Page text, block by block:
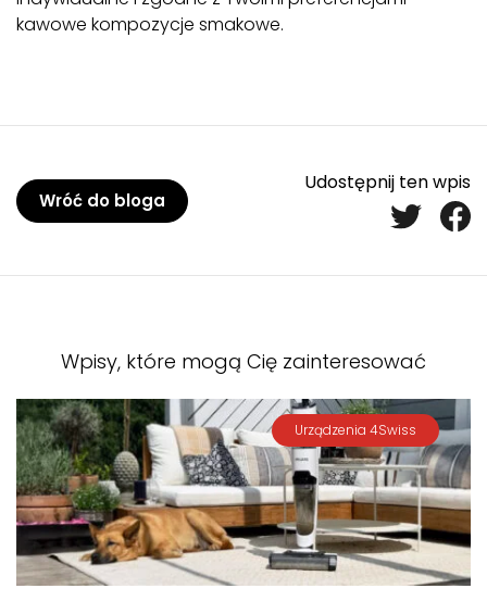
kawowe kompozycje smakowe.
Wróć do bloga
Udostępnij ten wpis
Wpisy, które mogą Cię zainteresować
Urządzenia 4Swiss